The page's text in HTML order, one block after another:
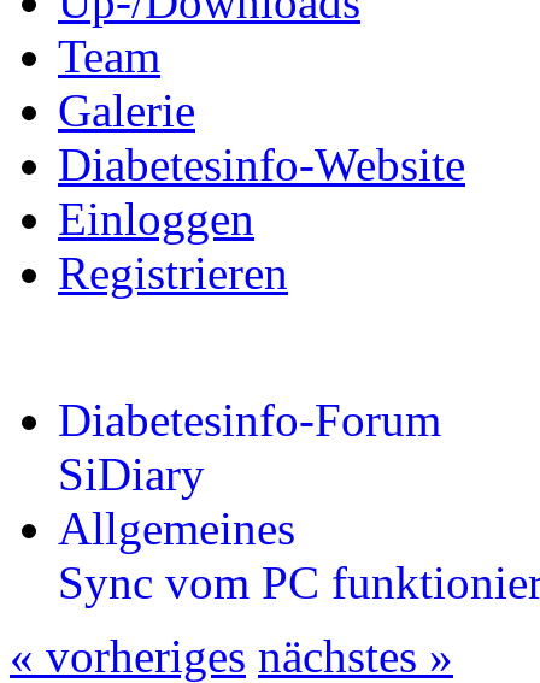
Team
Galerie
Diabetesinfo-Website
Einloggen
Registrieren
Diabetesinfo-Forum
SiDiary
Allgemeines
Sync vom PC
« vorheriges nächstes »